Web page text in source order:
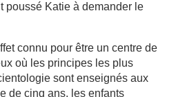
poussé Katie à demander le
connu pour être un centre de
où les principes les plus
sont enseignés aux
de cinq ans, les enfants